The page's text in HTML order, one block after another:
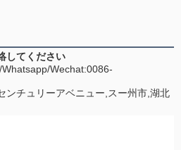
してください
Wechat:0086-
ンチュリーアベニュー,スー州市,湖北